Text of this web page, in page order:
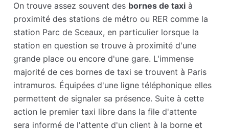
On trouve assez souvent des bornes de taxi à
proximité des stations de métro ou RER comme la
station Parc de Sceaux, en particulier lorsque la
station en question se trouve à proximité d'une
grande place ou encore d'une gare. L'immense
majorité de ces bornes de taxi se trouvent à Paris
intramuros. Équipées d'une ligne téléphonique elles
permettent de signaler sa présence. Suite à cette
action le premier taxi libre dans la file d'attente
sera informé de l'attente d'un client à la borne et